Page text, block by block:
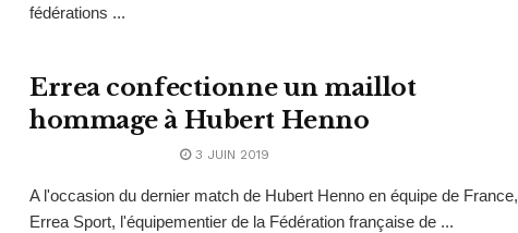
fédérations ...
Errea confectionne un maillot
hommage à Hubert Henno
3 JUIN 2019
A l'occasion du dernier match de Hubert Henno en équipe de France,
Errea Sport, l'équipementier de la Fédération française de ...